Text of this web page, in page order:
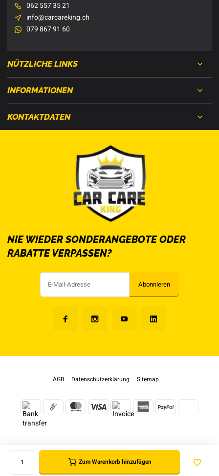
Zum Warenkorb hinzufügen
062 557 35 21
info@carcareking.ch
079 867 91 60
NÜTZLICHE LINKS
INFORMATIONEN
KONTAKTDATEN
NIE WIEDER SONDERANGEBOTE ODER
RABATTE VERPASSEN?
Abonnieren
AGB Datenschutzerklärung Sitemap